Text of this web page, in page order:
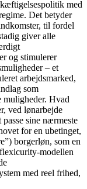
med
Det betyder
til fordel
giver alle
og stimulerer
– et
arbejdsmarked,
som
muligheder. Hvad
ved lønarbejde
sine nærmeste
for en ubetinget,
borgerløn, som en
modellen
med reel frihed,